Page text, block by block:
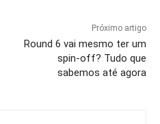
Próximo artigo
Round 6 vai mesmo ter um
spin-off? Tudo que
sabemos até agora